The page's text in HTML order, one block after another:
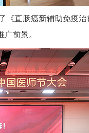
《直肠癌新辅助免疫治
前景。